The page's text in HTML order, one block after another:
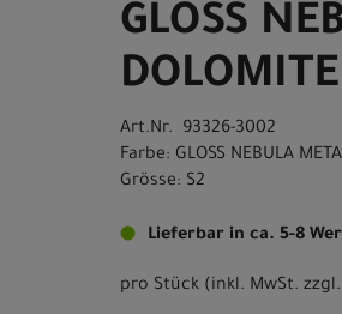
GLOSS
Art.Nr. 93326-3002
Farbe: GLOSS NEBULA
Grösse: S2
Lieferbar in ca. 5-8
pro Stück (inkl. MwSt. zzgl.